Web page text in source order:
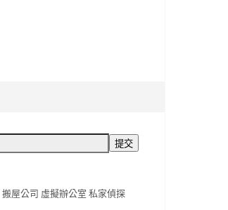
搬屋公司 虛擬辦公室 私家偵探